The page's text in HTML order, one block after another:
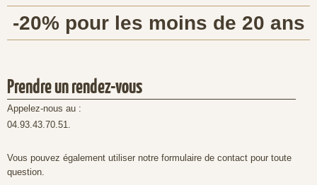
-20% pour les moins de 20 ans
Prendre un rendez-vous
Appelez-nous au :
04.93.43.70.51.
Vous pouvez également utiliser notre formulaire de contact pour toute
question.